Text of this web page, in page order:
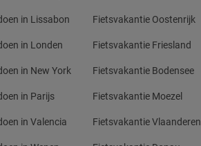
in Lissabon
in Londen
in New York
in Parijs
in Valencia
Fietsvakantie Oostenrijk
Fietsvakantie Friesland
Fietsvakantie Bodensee
Fietsvakantie Moezel
Fietsvakantie Vlaanderen